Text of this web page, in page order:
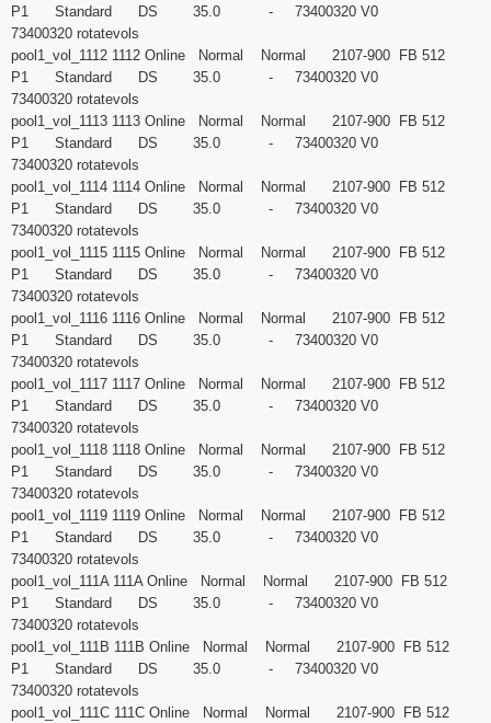
P1 Standard DS 35.0 - 73400320 V0
73400320 rotatevols
pool1_vol_1112 1112 Online Normal Normal 2107-900 FB 512
P1 Standard DS 35.0 - 73400320 V0
73400320 rotatevols
pool1_vol_1113 1113 Online Normal Normal 2107-900 FB 512
P1 Standard DS 35.0 - 73400320 V0
73400320 rotatevols
pool1_vol_1114 1114 Online Normal Normal 2107-900 FB 512
P1 Standard DS 35.0 - 73400320 V0
73400320 rotatevols
pool1_vol_1115 1115 Online Normal Normal 2107-900 FB 512
P1 Standard DS 35.0 - 73400320 V0
73400320 rotatevols
pool1_vol_1116 1116 Online Normal Normal 2107-900 FB 512
P1 Standard DS 35.0 - 73400320 V0
73400320 rotatevols
pool1_vol_1117 1117 Online Normal Normal 2107-900 FB 512
P1 Standard DS 35.0 - 73400320 V0
73400320 rotatevols
pool1_vol_1118 1118 Online Normal Normal 2107-900 FB 512
P1 Standard DS 35.0 - 73400320 V0
73400320 rotatevols
pool1_vol_1119 1119 Online Normal Normal 2107-900 FB 512
P1 Standard DS 35.0 - 73400320 V0
73400320 rotatevols
pool1_vol_111A 111A Online Normal Normal 2107-900 FB 512
P1 Standard DS 35.0 - 73400320 V0
73400320 rotatevols
pool1_vol_111B 111B Online Normal Normal 2107-900 FB 512
P1 Standard DS 35.0 - 73400320 V0
73400320 rotatevols
pool1_vol_111C 111C Online Normal Normal 2107-900 FB 512